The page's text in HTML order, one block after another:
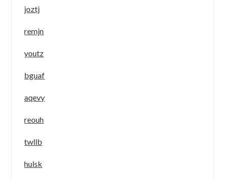
joztj
remjn
youtz
bguaf
aqevy
reouh
twllb
hulsk